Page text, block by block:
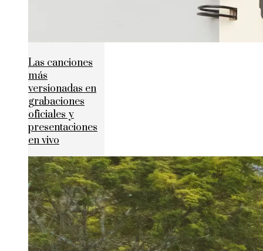
Las canciones
más
versionadas en
grabaciones
oficiales y
presentaciones
en vivo